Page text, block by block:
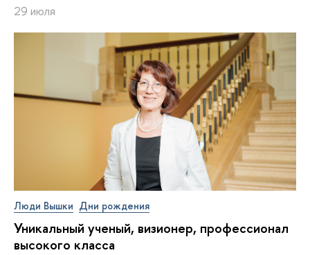
29 июля
Люди Вышки Дни рождения
Уникальный ученый, визионер, про­фес­си­о­нал
высокого класса